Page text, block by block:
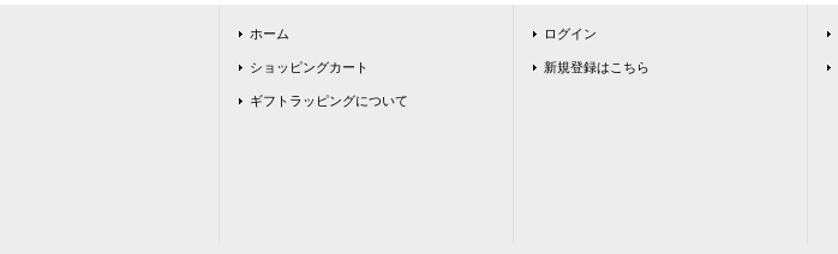
ホーム
ショッピングカート
ギフトラッピングについて
ログイン
新規登録はこちら